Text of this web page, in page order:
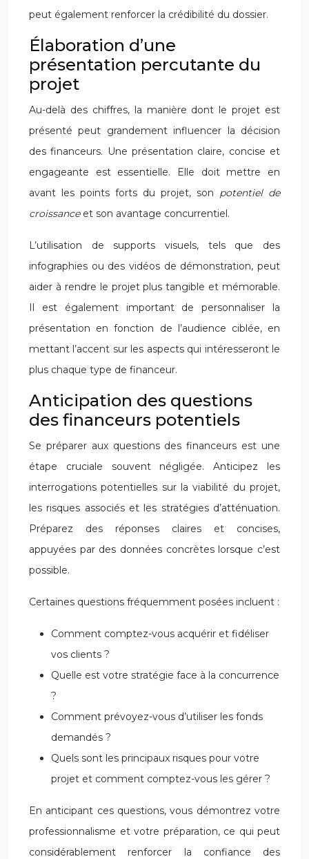
peut également renforcer la crédibilité du dossier.
Élaboration d’une
présentation percutante du
projet
Au-delà des chiffres, la manière dont le projet est
présenté peut grandement influencer la décision
des financeurs. Une présentation claire, concise et
engageante est essentielle. Elle doit mettre en
avant les points forts du projet, son potentiel de
croissance et son avantage concurrentiel.
L’utilisation de supports visuels, tels que des
infographies ou des vidéos de démonstration, peut
aider à rendre le projet plus tangible et mémorable.
Il est également important de personnaliser la
présentation en fonction de l’audience ciblée, en
mettant l’accent sur les aspects qui intéresseront le
plus chaque type de financeur.
Anticipation des questions
des financeurs potentiels
Se préparer aux questions des financeurs est une
étape cruciale souvent négligée. Anticipez les
interrogations potentielles sur la viabilité du projet,
les risques associés et les stratégies d’atténuation.
Préparez des réponses claires et concises,
appuyées par des données concrètes lorsque c’est
possible.
Certaines questions fréquemment posées incluent :
Comment comptez-vous acquérir et fidéliser
vos clients ?
Quelle est votre stratégie face à la concurrence
?
Comment prévoyez-vous d’utiliser les fonds
demandés ?
Quels sont les principaux risques pour votre
projet et comment comptez-vous les gérer ?
En anticipant ces questions, vous démontrez votre
professionnalisme et votre préparation, ce qui peut
considérablement renforcer la confiance des